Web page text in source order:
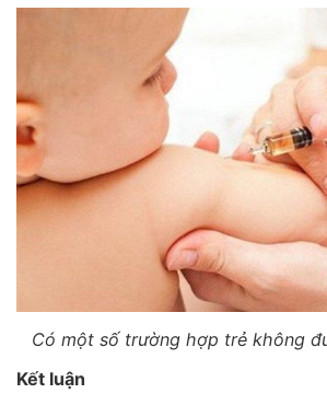
Có một số trường hợp trẻ không
Kết luận